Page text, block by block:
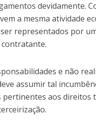
devidamente.
a mesma atividade
representados por
e não
assumir tal
aos direitos